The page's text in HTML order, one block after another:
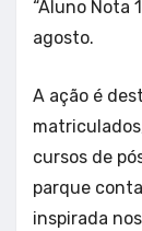
“Aluno Nota
agosto.
A ação é
cursos de
parque
inspirada